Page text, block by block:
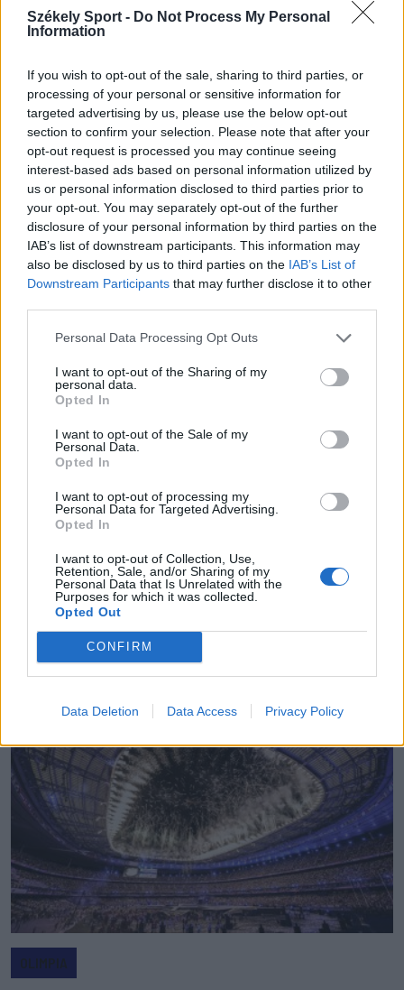
Székely Sport - Do Not Process My Personal
Information
If you wish to opt-out of the sale, sharing to third parties, or
processing of your personal or sensitive information for
targeted advertising by us, please use the below opt-out
section to confirm your selection. Please note that after your
opt-out request is processed you may continue seeing
interest-based ads based on personal information utilized by
us or personal information disclosed to third parties prior to
your opt-out. You may separately opt-out of the further
disclosure of your personal information by third parties on the
IAB’s list of downstream participants. This information may
also be disclosed by us to third parties on the IAB’s List of
Downstream Participants that may further disclose it to other
Personal Data Processing Opt Outs
I want to opt-out of the Sharing of my
personal data.
Opted In
I want to opt-out of the Sale of my
Personal Data.
Opted In
I want to opt-out of processing my
Personal Data for Targeted Advertising.
Opted In
I want to opt-out of Collection, Use,
Retention, Sale, and/or Sharing of my
Personal Data that Is Unrelated with the
Purposes for which it was collected.
Opted Out
CONFIRM
Data Deletion Data Access Privacy Policy
Az én hőseim...
Újságíróként harmadik olimpiámnál tartok, ezen kívül
még két paralimpiáról tudósíthattam. Minden
alkalommal megtaláltam az én hőseimet – figyelem,
szubjektív lista következik!
OLIMPIA
Egy a 15 ezerből
Augusztus 13. Egy keddi reggel. Nézem az órámat,
keresem az eseményt, amelyikre el kell érnem. De már
nincs, vége az olimpiának, tudatosul bennem.
OLIMPIA